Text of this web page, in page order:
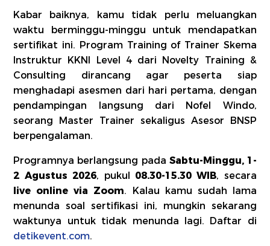
Kabar baiknya, kamu tidak perlu meluangkan
waktu berminggu-minggu untuk mendapatkan
sertifikat ini. Program Training of Trainer Skema
Instruktur KKNI Level 4 dari Novelty Training &
Consulting dirancang agar peserta siap
menghadapi asesmen dari hari pertama, dengan
pendampingan langsung dari Nofel Windo,
seorang Master Trainer sekaligus Asesor BNSP
berpengalaman.
Programnya berlangsung pada Sabtu-Minggu, 1-
2 Agustus 2026, pukul 08.30-15.30 WIB, secara
live online via Zoom. Kalau kamu sudah lama
menunda soal sertifikasi ini, mungkin sekarang
waktunya untuk tidak menunda lagi. Daftar di
detikevent.com.